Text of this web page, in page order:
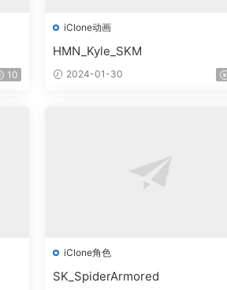
10
iClone动画
HMN_Kyle_SKM
2024-01-30
iClone角色
SK_SpiderArmored